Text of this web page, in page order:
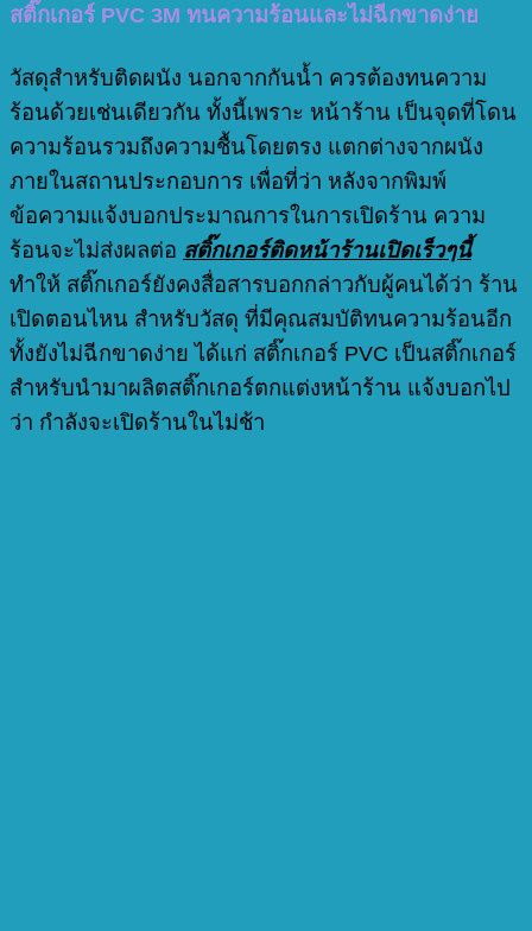
สติ๊กเกอร์ PVC 3M ทนความร้อนและไม่ฉีกขาดง่าย
วัสดุสำหรับติดผนัง นอกจากกันน้ำ ควรต้องทนความ
ร้อนด้วยเช่นเดียวกัน ทั้งนี้เพราะ หน้าร้าน เป็นจุดที่โดน
ความร้อนรวมถึงความชื้นโดยตรง แตกต่างจากผนัง
ภายในสถานประกอบการ เพื่อที่ว่า หลังจากพิมพ์
ข้อความแจ้งบอกประมาณการในการเปิดร้าน ความ
ร้อนจะไม่ส่งผลต่อ สติ๊กเกอร์ติดหน้าร้านเปิดเร็วๆนี้
ทำให้ สติ๊กเกอร์ยังคงสื่อสารบอกกล่าวกับผู้คนได้ว่า ร้าน
เปิดตอนไหน สำหรับวัสดุ ที่มีคุณสมบัติทนความร้อนอีก
ทั้งยังไม่ฉีกขาดง่าย ได้แก่ สติ๊กเกอร์ PVC เป็นสติ๊กเกอร์
สำหรับนำมาผลิตสติ๊กเกอร์ตกแต่งหน้าร้าน แจ้งบอกไป
ว่า กำลังจะเปิดร้านในไม่ช้า